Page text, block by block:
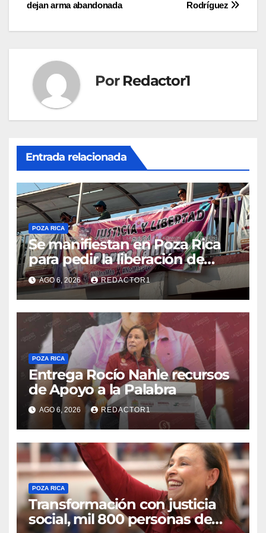
entradas Rodríguez
dejan arma abandonada
Por Redactor1
Entrada relacionada
POZA RICA
Se manifiestan en Poza Rica
para pedir la liberación de
Danna Yanina y el
esclarecimiento del caso
Dafne
AGO 6, 2026 REDACTOR1
POZA RICA
Entrega Rocío Nahle recursos
de Apoyo a la Palabra
AGO 6, 2026 REDACTOR1
POZA RICA
Transformación con justicia
social, mil 800 personas de